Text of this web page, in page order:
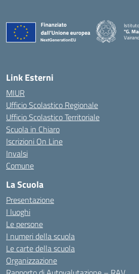
"G.
Link Esterni
MIUR
Ufficio Scolastico Regionale
Ufficio Scolastico Territoriale
Scuola in Chiaro
Iscrizioni On Line
Invalsi
Comune
La Scuola
Presentazione
I luoghi
Le persone
I numeri della scuola
Le carte della scuola
Organizzazione